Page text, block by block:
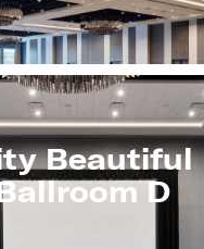
Beautiful
D